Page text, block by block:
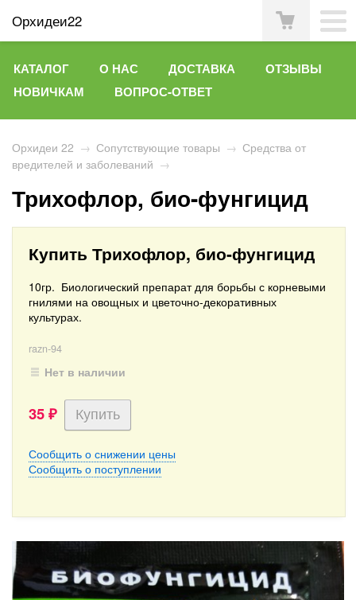
Орхидеи22
КАТАЛОГ О НАС ДОСТАВКА
ОТЗЫВЫ
НОВИЧКАМ
ВОПРОС-ОТВЕТ
Орхидеи 22 → Сопутствующие товары → Средства от
вредителей и заболеваний →
Трихофлор, био-фунгицид
Купить Трихофлор, био-фунгицид
10гр. Биологический препарат для борьбы с корневыми
гнилями на овощных и цветочно-декоративных
культурах.
razn-94
Нет в наличии
35 ₽
Сообщить о снижении цены
Сообщить о поступлении